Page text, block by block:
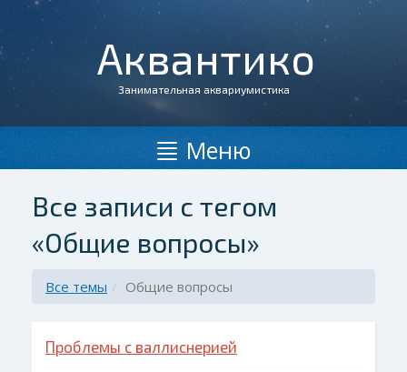
Аквантико
Занимательная аквариумистика
Меню
Все записи с тегом
«Общие вопросы»
Все темы Общие вопросы
Проблемы с валлиснерией